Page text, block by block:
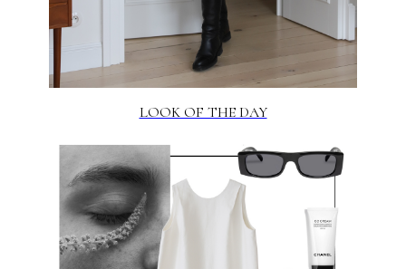
LOOK OF THE DAY